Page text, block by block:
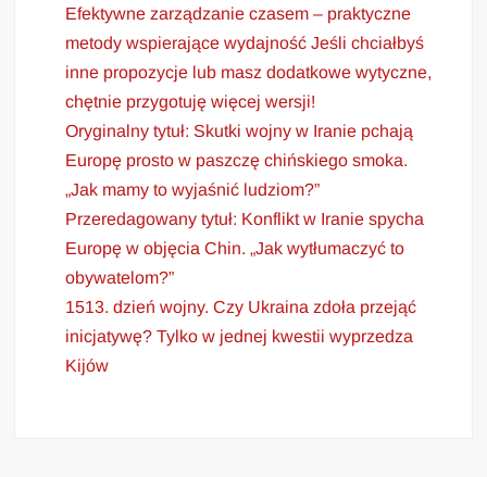
Efektywne zarządzanie czasem – praktyczne
metody wspierające wydajność Jeśli chciałbyś
inne propozycje lub masz dodatkowe wytyczne,
chętnie przygotuję więcej wersji!
Oryginalny tytuł: Skutki wojny w Iranie pchają
Europę prosto w paszczę chińskiego smoka.
„Jak mamy to wyjaśnić ludziom?”
Przeredagowany tytuł: Konflikt w Iranie spycha
Europę w objęcia Chin. „Jak wytłumaczyć to
obywatelom?”
1513. dzień wojny. Czy Ukraina zdoła przejąć
inicjatywę? Tylko w jednej kwestii wyprzedza
Kijów